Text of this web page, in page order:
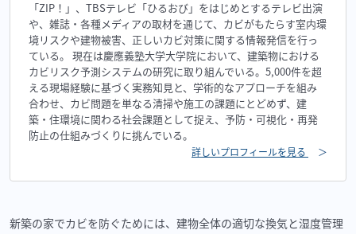
「ZIP！」、TBSテレビ「ひるおび」をはじめとするテレビ出演
や、雑誌・各種メディアの取材を通じて、カビがもたらす室内環
境リスクや建物被害、正しいカビ対策に関する情報発信を行っ
ている。 現在は慶應義塾大学大学院において、建築物における
カビリスク予測システムの研究に取り組んでいる。5,000件を超
える現場経験に基づく実務知見と、学術的なアプローチを組み
合わせ、カビ問題を単なる清掃や施工の課題にとどめず、建
築・住環境に関わる社会課題として捉え、予防・可視化・再発
防止の仕組みづくりに挑んでいる。
詳しいプロフィールを見る ＞
新築の家でカビを防ぐためには、建物全体の適切な換気と湿度管理